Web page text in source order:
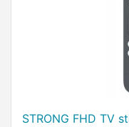
STRONG FHD TV